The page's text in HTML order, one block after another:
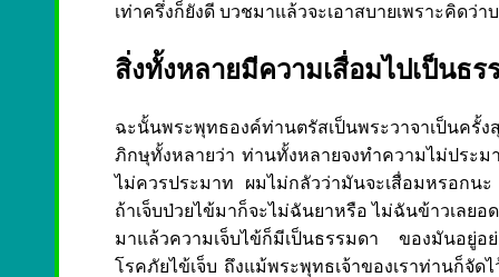
เท่าครึ่งก็ยังดี บวชมาแล้วจะเอาสบายเพราะคิด
สิ่งทั้งหลายมีความเสื่อมไปเป็นธร
ฉะนั้นพระพุทธองค์ท่านตรัสเป็นพระวาจาเป็นค
ภิกษุทั้งหลายว่า ท่านทั้งหลายจงทำความไม่ประม
ไม่ควรประมาท ผมไม่กลัวว่ามันจะเสื่อมหรอกน
ถ้าเจ็บป่วยไข้มาก็จะไม่ฉันยาหรือ ไม่ฉันข้าวเลย
มาแล้วความเจ็บไข้ก็มีเป็นธรรมดา ของมันอยู่อ
โรคภัยไข้เจ็บ ถึงแม้พระพุทธเจ้าของเราท่านก็จั